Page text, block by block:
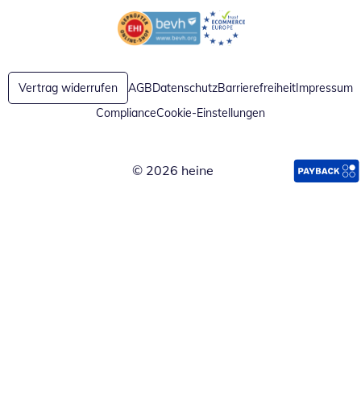
Öffnet in neuem FensterÖffnet in neuem Fenster
Vertrag widerrufen AGBDatenschutzBarrierefreiheitImpressum
ComplianceCookie-Einstellungen
© 2026 heine